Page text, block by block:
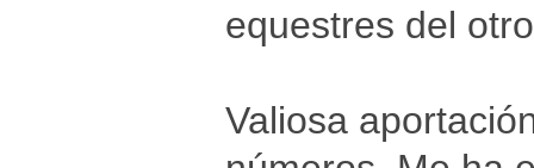
equestres del
Valiosa